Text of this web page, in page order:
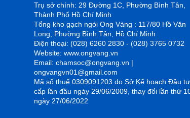
Trụ sở chính: 29 Đường 1C, Phường Bình Tân,
Thành Phố Hồ Chí Minh
Tổng kho gạch ngói Ong Vàng : 117/80 Hồ Văn
Long, Phường Bình Tân, Hồ Chí Minh
Điện thoại: (028) 6260 2830 - (028) 3765 0732
Website: www.ongvang.vn
Email: chamsoc@ongvang.vn |
ongvangvn01@gmail.com
Mã số thuế 0309091203 do Sở Kế hoạch Đầu tư
cấp lần đầu ngày 29/06/2009, thay đổi lần thứ
ngày 27/06/2022